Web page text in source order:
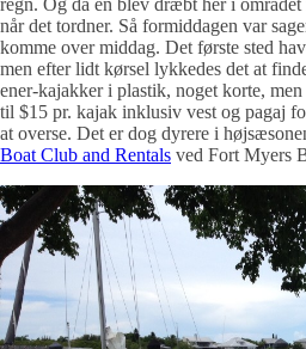
regn. Og da en blev dræbt her i
når det tordner. Så formiddagen var
komme over middag. Det første sted
men efter lidt kørsel lykkedes det at
ener-kajakker i plastik, noget korte,
til $15 pr. kajak inklusiv vest og pagaj
at overse. Det er dog dyrere i
Boat Club and Rentals ved Fort Myers